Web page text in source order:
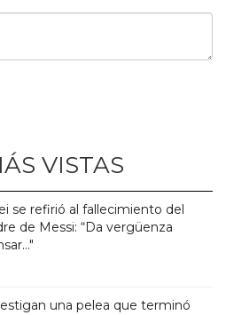
VISTAS
se refirió al fallecimiento del
de Messi: “Da vergüenza
una pelea que terminó